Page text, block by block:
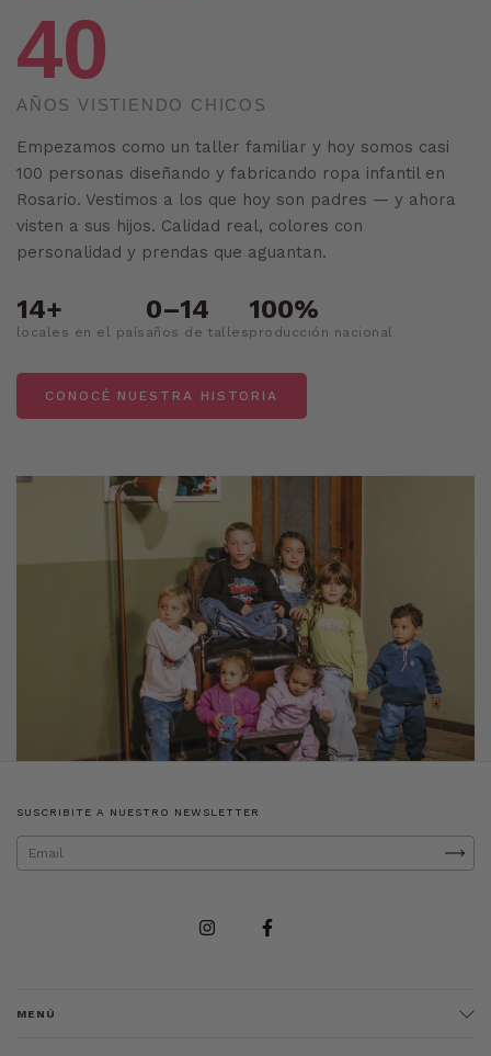
40
AÑOS VISTIENDO CHICOS
Empezamos como un taller familiar y hoy somos casi
100 personas diseñando y fabricando ropa infantil en
Rosario. Vestimos a los que hoy son padres — y ahora
visten a sus hijos. Calidad real, colores con
personalidad y prendas que aguantan.
14+
locales en el país
0–14
años de talles
100%
producción nacional
CONOCÉ NUESTRA HISTORIA
SUSCRIBITE A NUESTRO NEWSLETTER
MENÚ